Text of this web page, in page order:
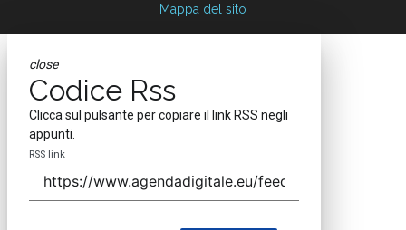
Mappa del sito
close
Codice Rss
Clicca sul pulsante per copiare il link RSS negli
appunti.
RSS link